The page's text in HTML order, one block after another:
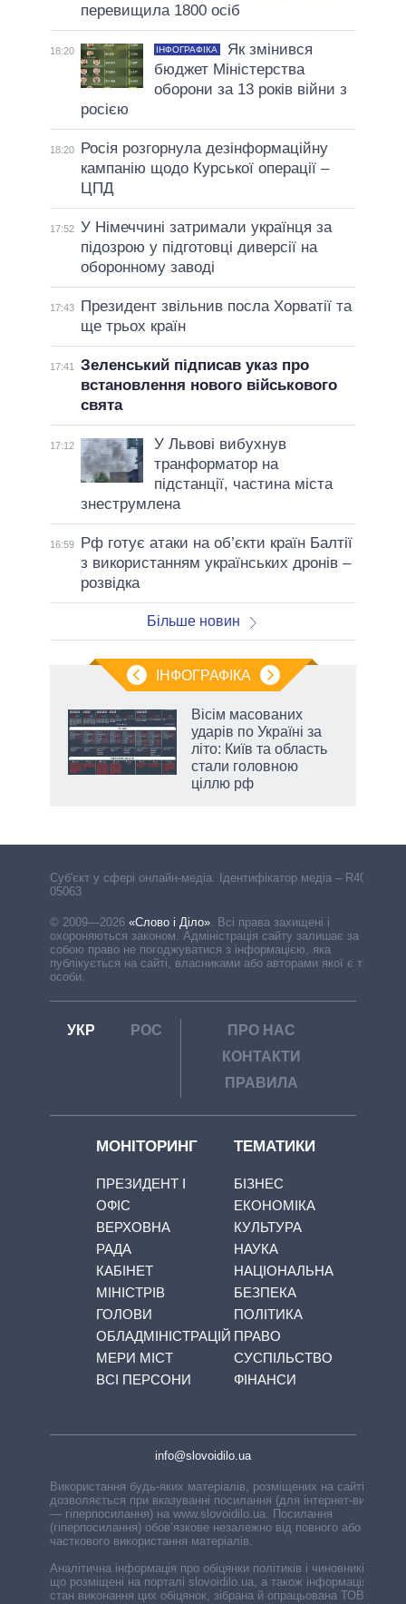
перевищила 1800 осіб
18:20 ІНФОГРАФІКА
Як змінився
бюджет Міністерства
оборони за 13 років війни з
росією
18:20
Росія розгорнула дезінформаційну
кампанію щодо Курської операції –
ЦПД
17:52 У Німеччині затримали українця за
підозрою у підготовці диверсії на
оборонному заводі
17:43
Президент звільнив посла Хорватії та
ще трьох країн
17:41
Зеленський підписав указ про
встановлення нового військового
свята
17:12
У Львові вибухнув
транформатор на
підстанції, частина міста
знеструмлена
16:59
Рф готує атаки на об’єкти країн Балтії
з використанням українських дронів –
розвідка
Більше новин
ІНФОГРАФІКА
Вісім масованих
ударів по Україні за
літо: Київ та область
стали головною
ціллю рф
Cуб'єкт у сфері онлайн-медіа. Ідентифікатор медіа – R40-
05063
© 2009—2026 «Слово і Діло»
Всі права захищені і
охороняються законом. Адміністрація сайту залишає за
собою право не погоджуватися з інформацією, яка
публікується на сайті, власниками або авторами якої є треті
особи.
УКР РОС
ПРО НАС
КОНТАКТИ
ПРАВИЛА
МОНІТОРИНГ
ПРЕЗИДЕНТ І
ОФІС
ВЕРХОВНА
РАДА
КАБІНЕТ
МІНІСТРІВ
ГОЛОВИ
ОБЛАДМІНІСТРАЦІЙ
МЕРИ МІСТ
ВСІ ПЕРСОНИ
ТЕМАТИКИ
БІЗНЕС
ЕКОНОМІКА
КУЛЬТУРА
НАУКА
НАЦІОНАЛЬНА
БЕЗПЕКА
ПОЛІТИКА
ПРАВО
СУСПІЛЬСТВО
ФІНАНСИ
info@slovoidilo.ua
Використання будь-яких матеріалів, розміщених на сайті,
дозволяється при вказуванні посилання (для інтернет-видань
— гіперпосилання) на www.slovoidilo.ua. Посилання
(гіперпосилання) обов’язкове незалежно від повного або
часткового використання матеріалів.
Аналітична інформація про обіцянки політиків і чиновників,
що розміщені на порталі slovoidilo.ua, а також інформація про
стан виконання цих обіцянок, зібрана й опрацьована ТОВ «ІА